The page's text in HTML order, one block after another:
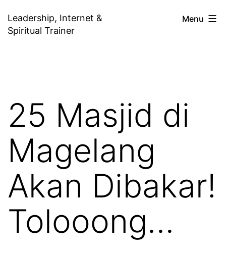
to
Leadership, Internet &
Spiritual Trainer
Menu
25 Masjid di
Magelang
Akan Dibakar!
Tolooong…